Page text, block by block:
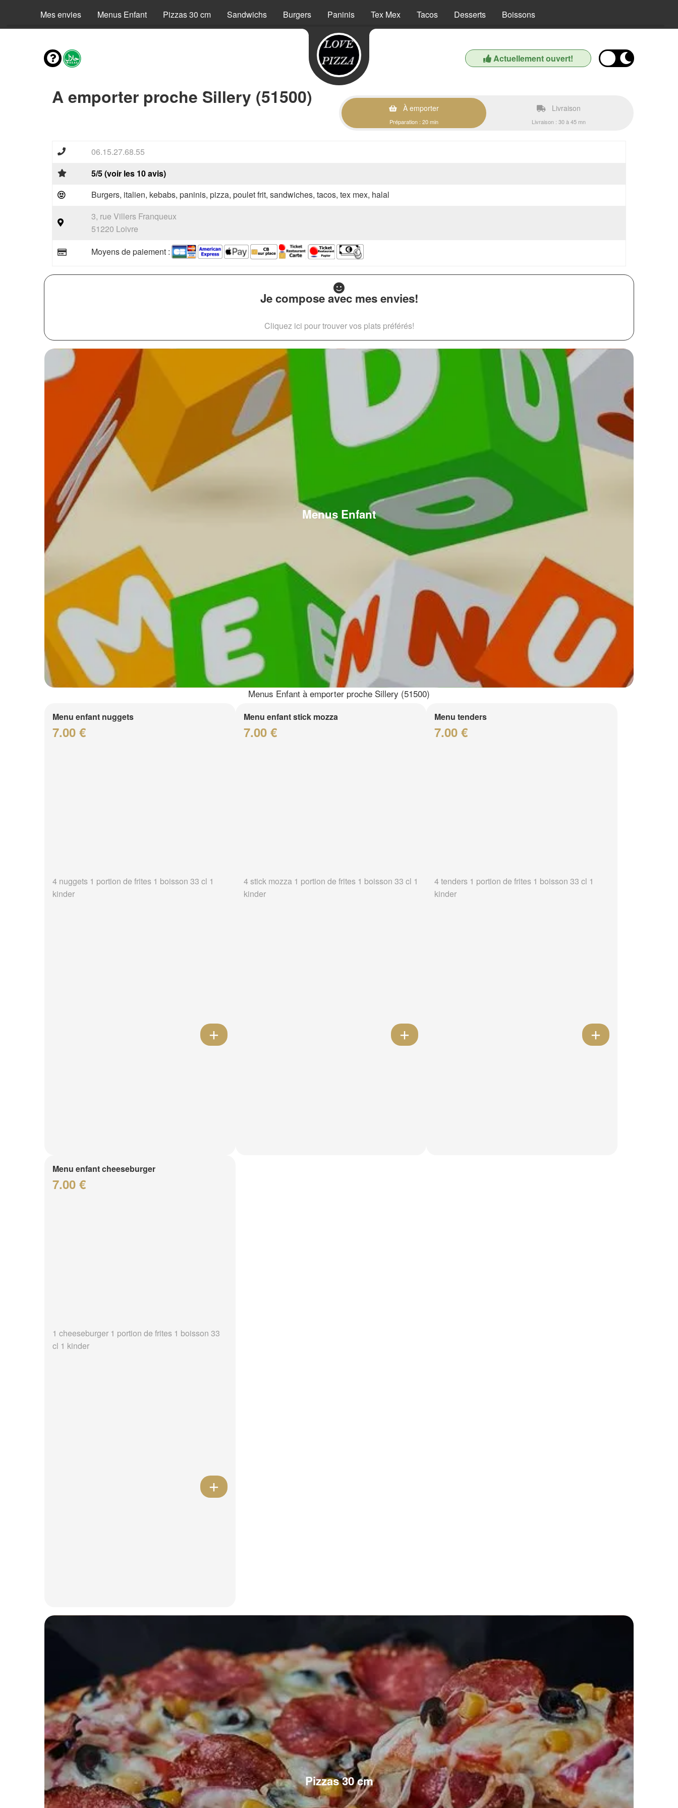
Mes envies Menus Enfant Pizzas 30 cm Sandwichs Burgers Paninis Tex Mex Tacos Desserts Boissons
Actuellement ouvert!
A emporter proche Sillery (51500) À emporter
Préparation : 20 min
Livraison
Livraison : 30 à 45 mn
06.15.27.68.55
5/5 (voir les 10 avis)
Burgers, italien, kebabs, paninis, pizza, poulet frit, sandwiches, tacos, tex mex, halal
3, rue Villers Franqueux
51220 Loivre
Moyens de paiement :
Je compose avec mes envies!
Cliquez ici pour trouver vos plats préférés!
Menus Enfant
Menus Enfant à emporter proche Sillery (51500)
Menu enfant nuggets
7.00 €
4 nuggets 1 portion de frites 1 boisson 33 cl 1
kinder
Menu enfant stick mozza
7.00 €
4 stick mozza 1 portion de frites 1 boisson 33 cl 1
kinder
Menu tenders
7.00 €
4 tenders 1 portion de frites 1 boisson 33 cl 1
kinder
Menu enfant cheeseburger
7.00 €
1 cheeseburger 1 portion de frites 1 boisson 33
cl 1 kinder
Pizzas 30 cm